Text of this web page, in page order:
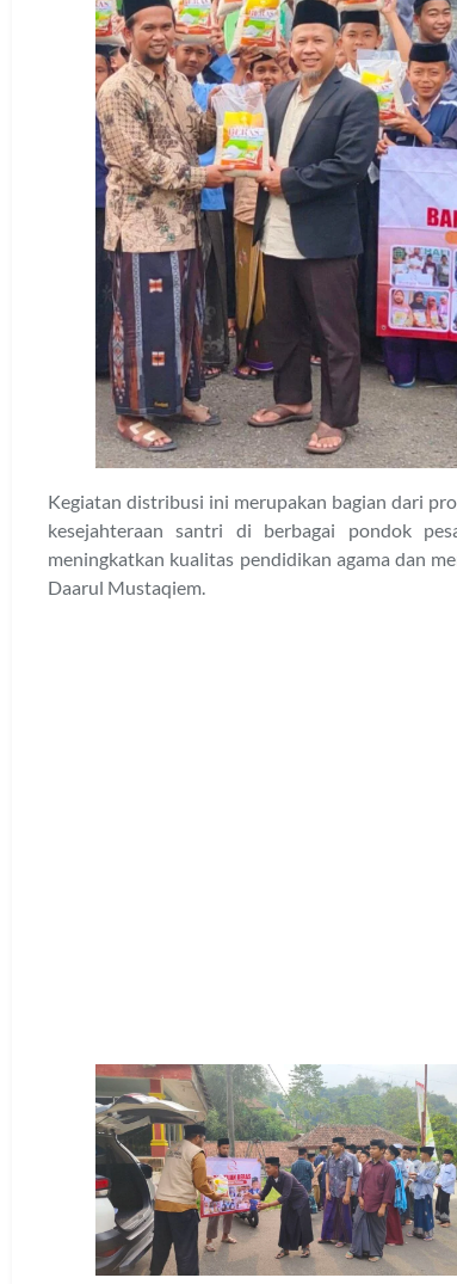
Kegiatan distribusi ini merupakan bagian dari
kesejahteraan santri di berbagai pondok
meningkatkan kualitas pendidikan agama dan
Daarul Mustaqiem.